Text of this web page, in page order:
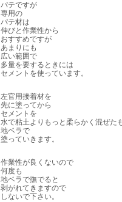
パテですが
専用の
パテ材は
伸びと作業性から
おすすめですが
あまりにも
広い範囲で
多量を要するときには
セメントを使っています。
左官用接着材を
先に塗ってから
セメントを
水で粘土よりもっと柔らかく混ぜた
地ベラで
塗っていきます。
作業性が良くないので
何度も
地ベラで撫でると
剥がれてきますので
しないで下さい。